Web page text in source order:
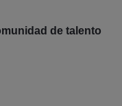
de talento